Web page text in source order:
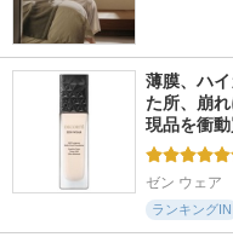
薄膜、ハ
た所、崩
現品を衝
ゼン ウェア
ランキングIN